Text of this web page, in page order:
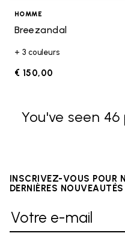
HOMME
Breezandal
+ 3 couleurs
€ 150,00
You've seen
INSCRIVEZ-VOUS POUR
DERNIÈRES NOUVEAUTÉS